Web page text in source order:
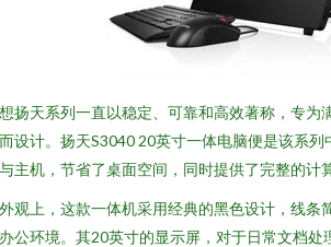
扬天系列一直以稳定、可靠和高效著称，专为
设计。扬天S3040 20英寸一体电脑便是该系
主机，节省了桌面空间，同时提供了完整的计
观上，这款一体机采用经典的黑色设计，线条
公环境。其20英寸的显示屏，对于日常文档处